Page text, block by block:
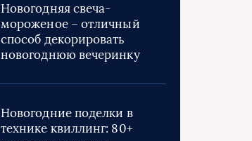
Новогодняя свеча-
мороженое – отличный
способ декорировать
новогоднюю вечеринку
Новогодние поделки в
технике квиллинг: 80+